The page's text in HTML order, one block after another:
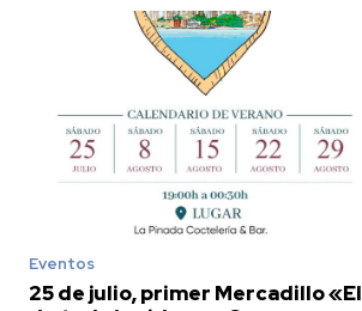
Eventos
25 de julio, primer Mercadillo «El